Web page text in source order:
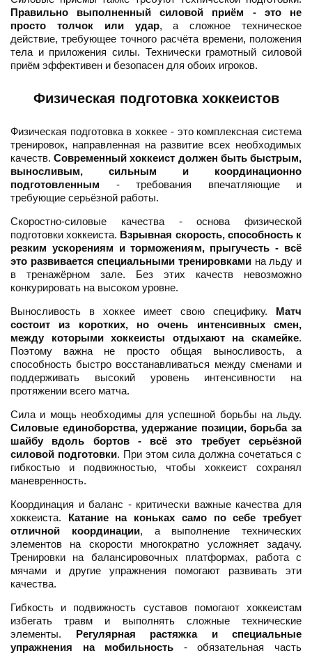
Правильно выполненный силовой приём - это не
просто толчок или удар, а сложное техническое
действие, требующее точного расчёта времени, положения
тела и приложения силы. Технически грамотный силовой
приём эффективен и безопасен для обоих игроков.
Физическая подготовка хоккеистов
Физическая подготовка в хоккее - это комплексная система
тренировок, направленная на развитие всех необходимых
качеств.Современный хоккеист должен быть быстрым,
выносливым, сильным и координационно
подготовленным - требования впечатляющие и
требующие серьёзной работы.
Скоростно-силовые качества - основа физической
подготовки хоккеиста. Взрывная скорость, способность к
резким ускорениям и торможениям, прыгучесть - всё
это развивается специальными тренировками на льду и
в тренажёрном зале. Без этих качеств невозможно
конкурировать на высоком уровне.
Выносливость в хоккее имеет свою специфику. Матч
состоит из коротких, но очень интенсивных смен,
между которыми хоккеисты отдыхают на скамейке.
Поэтому важна не просто общая выносливость, а
способность быстро восстанавливаться между сменами и
поддерживать высокий уровень интенсивности на
протяжении всего матча.
Сила и мощь необходимы для успешной борьбы на льду.
Силовые единоборства, удержание позиции, борьба за
шайбу вдоль бортов - всё это требует серьёзной
силовой подготовки. При этом сила должна сочетаться с
гибкостью и подвижностью, чтобы хоккеист сохранял
маневренность.
Координация и баланс - критически важные качества для
хоккеиста. Катание на коньках само по себе требует
отличной координации, а выполнение технических
элементов на скорости многократно усложняет задачу.
Тренировки на балансировочных платформах, работа с
мячами и другие упражнения помогают развивать эти
качества.
Гибкость и подвижность суставов помогают хоккеистам
избегать травм и выполнять сложные технические
элементы. Регулярная растяжка и специальные
упражнения на мобильность - обязательная часть